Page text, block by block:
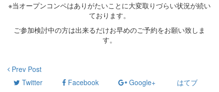
※当オープンコンペはありがたいことに大変取りづらい状況が続い
ております。
ご参加検討中の方は出来るだけお早めのご予約をお願い致しま
す。
Prev Post
Twitter
Facebook Google+
はてブ